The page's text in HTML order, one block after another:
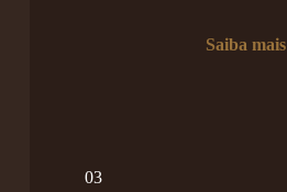
Saiba mais
03